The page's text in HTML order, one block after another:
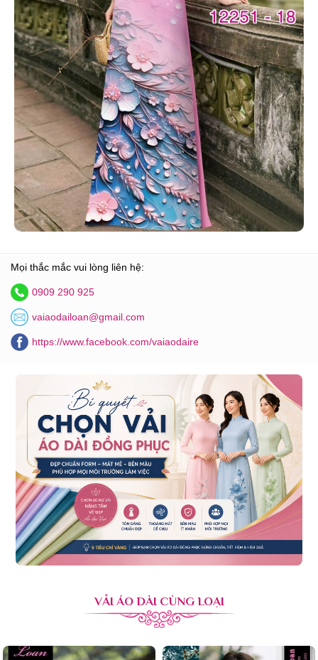
Mọi thắc mắc vui lòng liên hệ:
0909 290 925
vaiaodailoan@gmail.com
https://www.facebook.com/vaiaodaire
VẢI ÁO DÀI CÙNG LOẠI